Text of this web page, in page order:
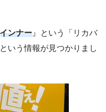
ンナー 』という「リカバ
いう情報が見つかりまし